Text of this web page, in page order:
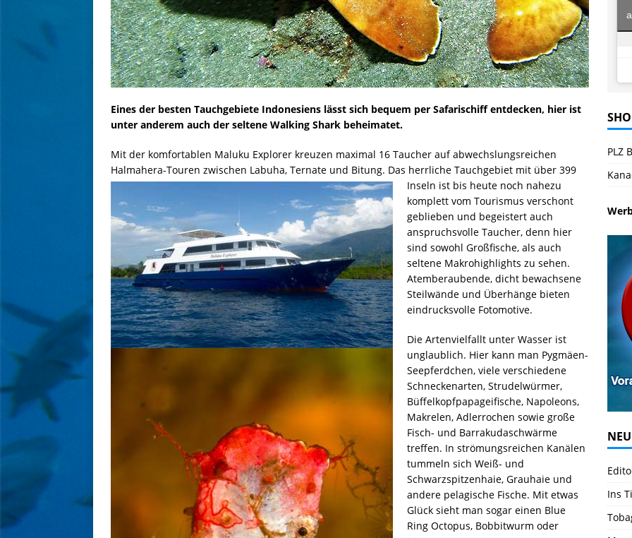
Eines der besten Tauchgebiete Indonesiens lässt sich bequem per Safarischiff entdecken, hier ist
unter anderem auch der seltene Walking Shark beheimatet.
Mit der komfortablen Maluku Explorer kreuzen maximal 16 Taucher auf abwechslungsreichen
Halmahera-Touren zwischen Labuha, Ternate und Bitung. Das herrliche Tauchgebiet mit über 399
Inseln ist bis heute noch nahezu
komplett vom Tourismus verschont
geblieben und begeistert auch
anspruchsvolle Taucher, denn hier
sind sowohl Großfische, als auch
seltene Makrohighlights zu sehen.
Atemberaubende, dicht bewachsene
Steilwände und Überhänge bieten
eindrucksvolle Fotomotive.
Die Artenvielfallt unter Wasser ist
unglaublich. Hier kann man Pygmäen-
Seepferdchen, viele verschiedene
Schneckenarten, Strudelwürmer,
Büffelkopfpapageifische, Napoleons,
Makrelen, Adlerrochen sowie große
Fisch- und Barrakudaschwärme
treffen. In strömungsreichen Kanälen
tummeln sich Weiß- und
Schwarzspitzenhaie, Grauhaie und
andere pelagische Fische. Mit etwas
Glück sieht man sogar einen Blue
Ring Octopus, Bobbitwurm oder
PLZ
Ins